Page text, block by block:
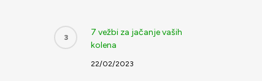
7 vežbi za jačanje vaših
kolena
22/02/2023